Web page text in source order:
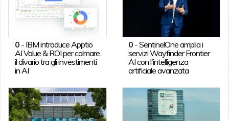
0- IBM introduce Apptio
AI Value & ROI per colmare
il divario tra gli investimenti
in AI
0 -SentinelOne amplia i
servizi Wayfinder Frontier
AI con l'intelligenza
artificiale avanzata